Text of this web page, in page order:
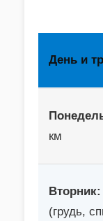
День и
км
Вторник:
(грудь,